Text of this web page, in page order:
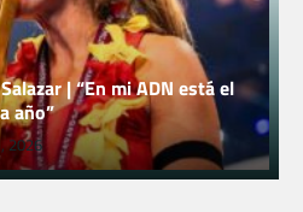
| “En mi ADN está el
año”
2026